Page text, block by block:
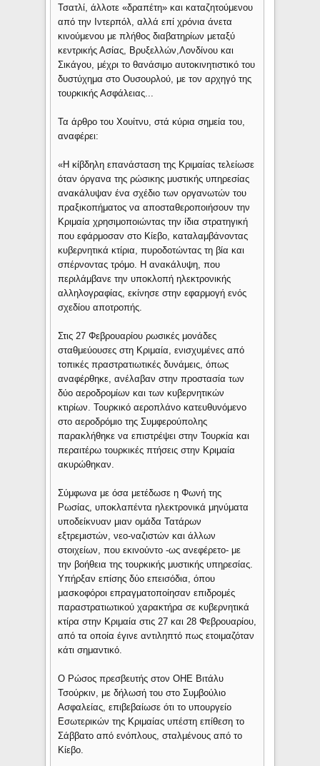
Τσατλί, άλλοτε «δραπέτη» και καταζητούμενου
από την Ιντερπόλ, αλλά επί χρόνια άνετα
κινούμενου με πλήθος διαβατηρίων μεταξύ
κεντρικής Ασίας, Βρυξελλών,Λονδίνου και
Σικάγου, μέχρι το θανάσιμο αυτοκινητιστικό του
δυστύχημα στο Ουσουρλού, με τον αρχηγό της
τουρκικής Ασφάλειας...
Τα άρθρο του Χουίτνυ, στά κύρια σημεία του,
αναφέρει:
«Η κίβδηλη επανάσταση της Κριμαίας τελείωσε
όταν όργανα της ρώσικης μυστικής υπηρεσίας
ανακάλυψαν ένα σχέδιο των οργανωτών του
πραξικοπήματος να αποσταθεροποιήσουν την
Κριμαία χρησιμοποιώντας την ίδια στρατηγική
που εφάρμοσαν στο Κίεβο, καταλαμβάνοντας
κυβερνητικά κτίρια, πυροδοτώντας τη βία και
σπέρνοντας τρόμο. Η ανακάλυψη, που
περιλάμβανε την υποκλοπή ηλεκτρονικής
αλληλογραφίας, εκίνησε στην εφαρμογή ενός
σχεδίου αποτροπής.
Στις 27 Φεβρουαρίου ρωσικές μονάδες
σταθμεύουσες στη Κριμαία, ενισχυμένες από
τοπικές πραστρατιωτικές δυνάμεις, όπως
αναφέρθηκε, ανέλαβαν στην προστασία των
δύο αεροδρομίων και των κυβερνητικών
κτιρίων. Τουρκικό αεροπλάνο κατευθυνόμενο
στο αεροδρόμιο της Συμφερούπολης
παρακλήθηκε να επιστρέψει στην Τουρκία και
περαιτέρω τουρκικές πτήσεις στην Κριμαία
ακυρώθηκαν.
Σύμφωνα με όσα μετέδωσε η Φωνή της
Ρωσίας, υποκλαπέντα ηλεκτρονικά μηνύματα
υποδείκνυαν μιαν ομάδα Τατάρων
εξτρεμιστών, νεο-ναζιστών και άλλων
στοιχείων, που εκινούντο -ως ανεφέρετο- με
την βοήθεια της τουρκικής μυστικής υπηρεσίας.
Υπήρξαν επίσης δύο επεισόδια, όπου
μασκοφόροι επραγματοποίησαν επιδρομές
παραστρατιωτικού χαρακτήρα σε κυβερνητικά
κτίρα στην Κριμαία στις 27 και 28 Φεβρουαρίου,
από τα οποία έγινε αντιληπτό πως ετοιμαζόταν
κάτι σημαντικό.
Ο Ρώσος πρεσβευτής στον ΟΗΕ Βιτάλυ
Τσούρκιν, με δήλωσή του στο Συμβούλιο
Ασφαλείας, επιβεβαίωσε ότι το υπουργείο
Εσωτερικών της Κριμαίας υπέστη επίθεση το
Σάββατο από ενόπλους, σταλμένους από το
Κίεβο.